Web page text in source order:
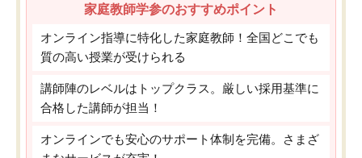
家庭教師学参のおすすめポイント
オンライン指導に特化した家庭教師！全国どこでも
質の高い授業が受けられる
講師陣のレベルはトップクラス。厳しい採用基準に
合格した講師が担当！
オンラインでも安心のサポート体制を完備。さまざ